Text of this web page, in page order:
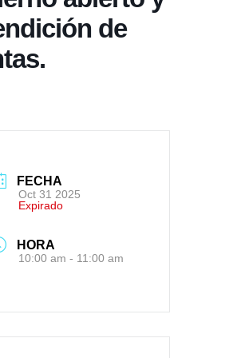
de
FECHA
Oct 31 2025
Expirado
HORA
10:00 am - 11:00 am